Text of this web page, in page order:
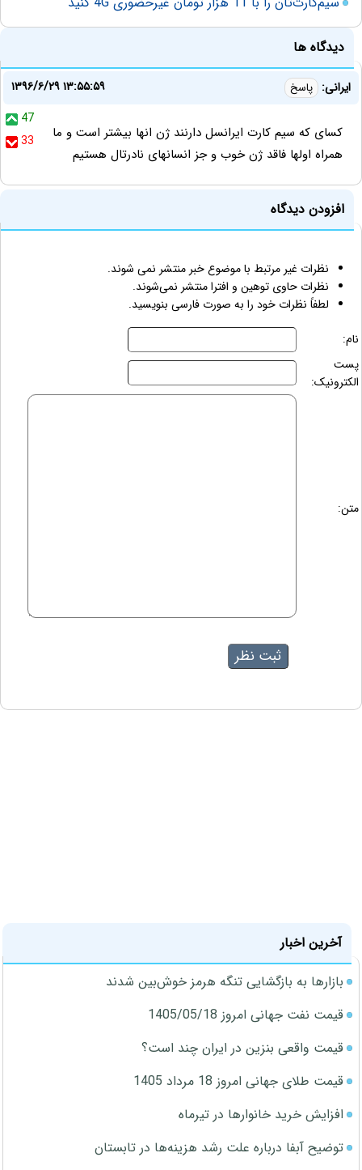
دیدگاه ها
ایرانی: پاسخ
۱۳۹۶/۶/۲۹ ۱۳:۵۵:۵۹
47
33
کسای که سیم کارت ایرانسل دارنند ژن انها بیشتر است و ما
همراه اولها فاقد ژن خوب و جز انسانهای نادرتال هستیم
افزودن دیدگاه
نظرات غیر مرتبط با موضوع خبر منتشر نمی شوند.
نظرات حاوی توهین و افترا منتشر نمی‌شوند.
لطفاً نظرات خود را به صورت فارسی بنویسید.
نام:
پست
الکترونیک:
متن:
آخرین اخبار
بازارها به بازگشایی تنگه هرمز خوش‌بین شدند
قیمت نفت جهانی امروز 1405/05/18
قیمت واقعی بنزین در ایران چند است؟
قیمت طلای جهانی امروز 18 مرداد 1405
افزایش خرید خانوارها در تیرماه
توضیح آبفا درباره علت رشد هزینه‌ها در تابستان